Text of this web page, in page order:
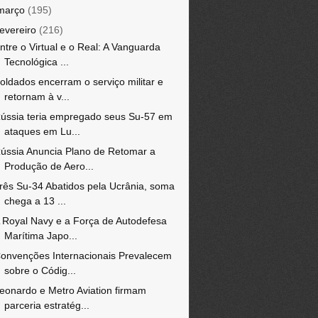
(195)
(216)
o Virtual e o Real: A Vanguarda
Tecnológica ...
encerram o serviço militar e
retornam à v...
teria empregado seus Su-57 em
ataques em Lu...
Anuncia Plano de Retomar a
Produção de Aero...
Su-34 Abatidos pela Ucrânia, soma
chega a 13 ...
Royal Navy e a Força de Autodefesa
Marítima Japo...
Internacionais Prevalecem
sobre o Códig...
e Metro Aviation firmam
parceria estratég...